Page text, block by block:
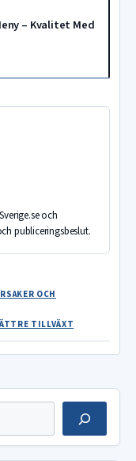
– Kvalitet Med
och
publiceringsbeslut.
OCH
TILLVÄXT